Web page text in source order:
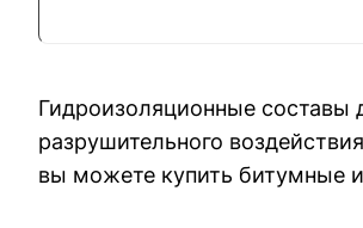
Гидроизоляционные составы
разрушительного
вы можете купить битумные